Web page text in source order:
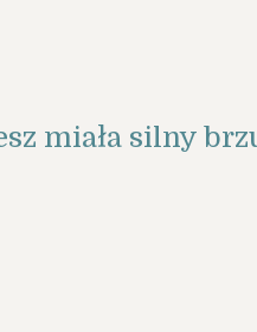
miała silny